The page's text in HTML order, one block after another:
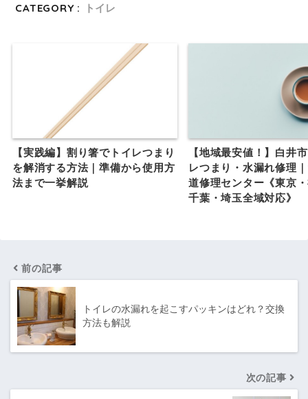
CATEGORY : トイレ
【実践編】割り箸でトイレつまり
を解消する方法｜準備から使用方
法まで一挙解説
【地域最安値！】白井
レつまり・水漏れ修理
道修理センター《東京
千葉・埼玉全域対応》
前の記事
トイレの水漏れを起こすパッキンはどれ？交換
方法も解説
次の記事